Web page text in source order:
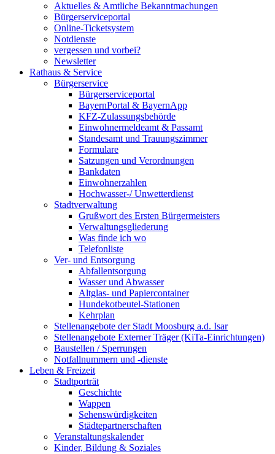
Aktuelles & Amtliche Bekanntmachungen
Bürgerserviceportal
Online-Ticketsystem
Notdienste
vergessen und vorbei?
Newsletter
Rathaus & Service
Bürgerservice
Bürgerserviceportal
BayernPortal & BayernApp
KFZ-Zulassungsbehörde
Einwohnermeldeamt & Passamt
Standesamt und Trauungszimmer
Formulare
Satzungen und Verordnungen
Bankdaten
Einwohnerzahlen
Hochwasser-/ Unwetterdienst
Stadtverwaltung
Grußwort des Ersten Bürgermeisters
Verwaltungsgliederung
Was finde ich wo
Telefonliste
Ver- und Entsorgung
Abfallentsorgung
Wasser und Abwasser
Altglas- und Papiercontainer
Hundekotbeutel-Stationen
Kehrplan
Stellenangebote der Stadt Moosburg a.d. Isar
Stellenangebote Externer Träger (KiTa-Einrichtungen)
Baustellen / Sperrungen
Notfallnummern und -dienste
Leben & Freizeit
Stadtporträt
Geschichte
Wappen
Sehenswürdigkeiten
Städtepartnerschaften
Veranstaltungskalender
Kinder, Bildung & Soziales